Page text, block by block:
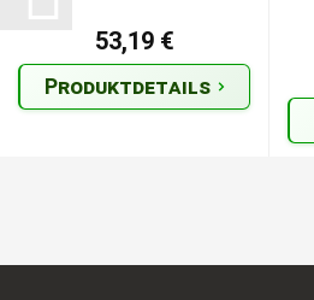
53,19 €
Produktdetails